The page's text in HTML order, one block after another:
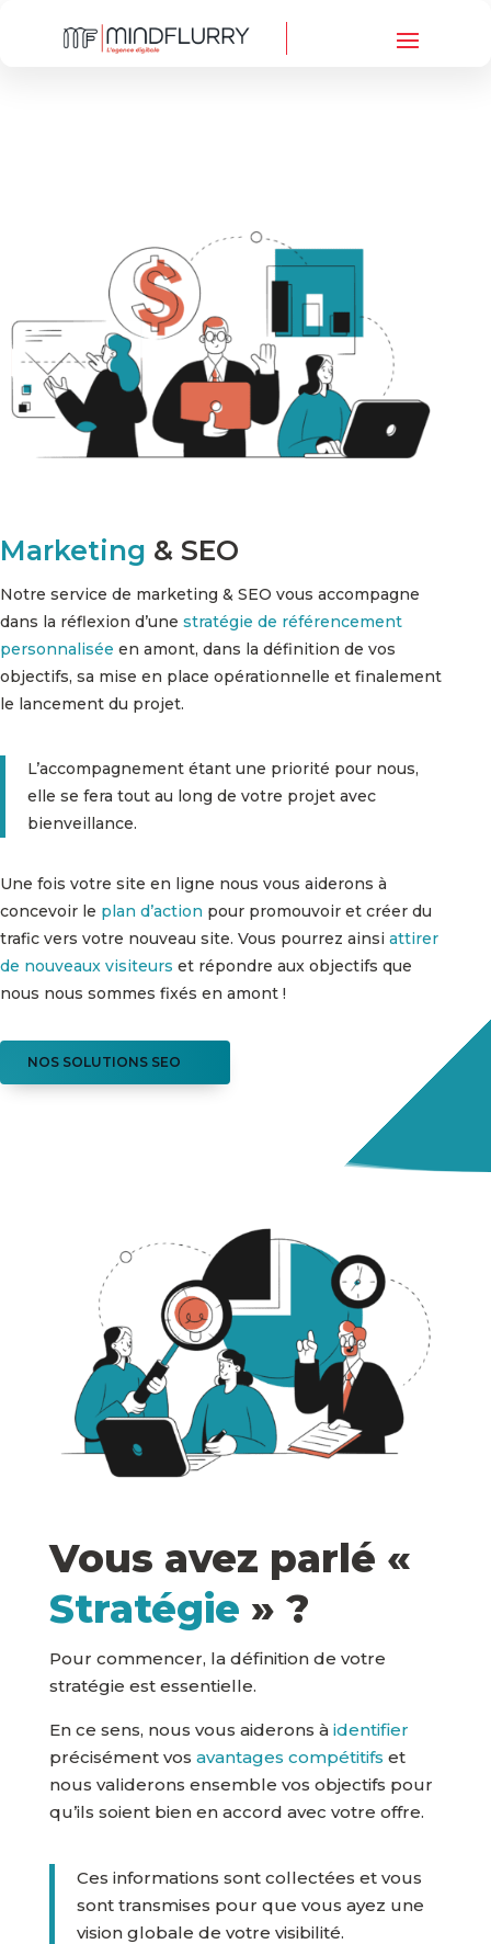
Marketing & SEO
Notre service de marketing & SEO vous accompagne
dans la réflexion d’une stratégie de référencement
personnalisée en amont, dans la définition de vos
objectifs, sa mise en place opérationnelle et finalement
le lancement du projet.
L’accompagnement étant une priorité pour nous,
elle se fera tout au long de votre projet avec
bienveillance.
Une fois votre site en ligne nous vous aiderons à
concevoir le plan d’action pour promouvoir et créer du
trafic vers votre nouveau site. Vous pourrez ainsi attirer
de nouveaux visiteurs et répondre aux objectifs que
nous nous sommes fixés en amont !
NOS SOLUTIONS SEO
Vous avez parlé «
Stratégie » ?
Pour commencer, la définition de votre
stratégie est essentielle.
En ce sens, nous vous aiderons à identifier
précisément vos avantages compétitifs et
nous validerons ensemble vos objectifs pour
qu’ils soient bien en accord avec votre offre.
Ces informations sont collectées et vous
sont transmises pour que vous ayez une
vision globale de votre visibilité.